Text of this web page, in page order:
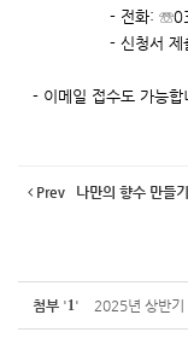
- 전화:
- 신청서 제
- 이메일 접수도 가능
Prev 나만의 향수 만들
첨부 '1' 2025년 상반기